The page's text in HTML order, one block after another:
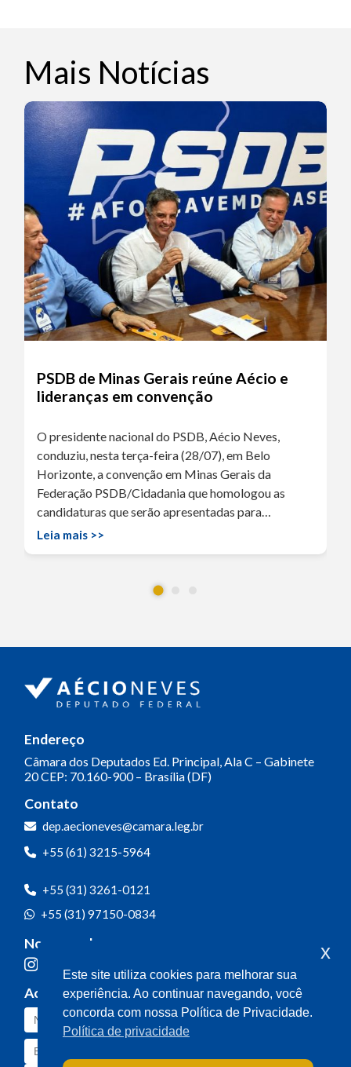
Mais Notícias
PSDB de Minas Gerais reúne Aécio e
lideranças em convenção
O presidente nacional do PSDB, Aécio Neves,
conduziu, nesta terça-feira (28/07), em Belo
Horizonte, a convenção em Minas Gerais da
Federação PSDB/Cidadania que homologou as
candidaturas que serão apresentadas para…
Leia mais >>
Endereço
Câmara dos Deputados Ed. Principal, Ala C – Gabinete
20CEP: 70.160-900 – Brasília (DF)
Contato
dep.aecioneves@camara.leg.br
+55 (61) 3215-5964
+55 (31) 3261-0121
+55 (31) 97150-0834
Nossas redes
Acompanhe o meu mandato
Este site utiliza cookies para melhorar sua
experiência. Ao continuar navegando, você
concorda com nossa Política de Privacidade.
Política de privacidade
x